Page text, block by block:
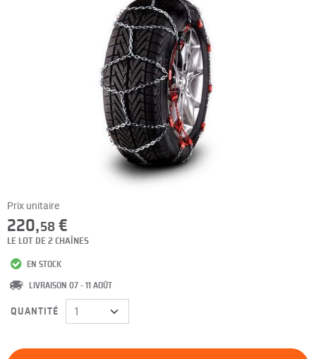
Prix unitaire
220,58 €
LE LOT DE 2 CHAÎNES
EN STOCK
LIVRAISON 07 - 11 AOÛT
QUANTITÉ